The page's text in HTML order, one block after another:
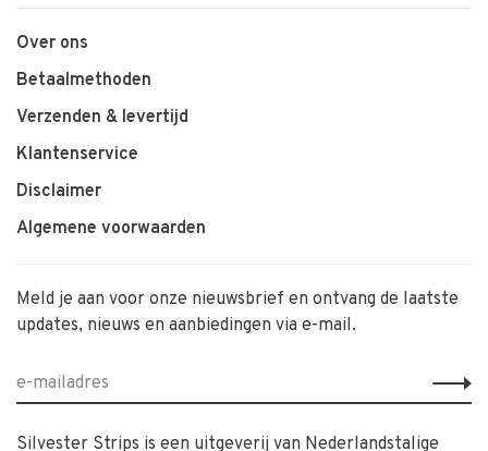
Over ons
Betaalmethoden
Verzenden & levertijd
Klantenservice
Disclaimer
Algemene voorwaarden
Meld je aan voor onze nieuwsbrief en ontvang de laatste
updates, nieuws en aanbiedingen via e-mail.
Silvester Strips is een uitgeverij van Nederlandstalige